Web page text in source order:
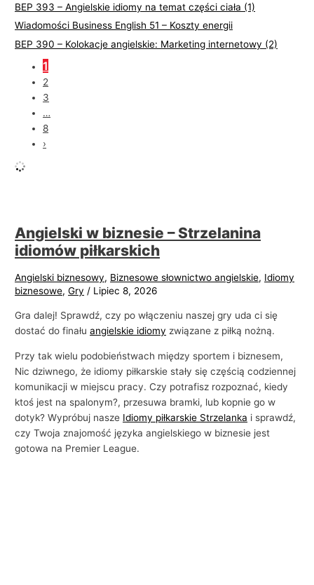
BEP 393 – Angielskie idiomy na temat części ciała (1)
Wiadomości Business English 51 – Koszty energii
BEP 390 – Kolokacje angielskie: Marketing internetowy (2)
1
2
3
…
8
›
Angielski w biznesie – Strzelanina
idiomów piłkarskich
Angielski biznesowy, Biznesowe słownictwo angielskie, Idiomy
biznesowe,Gry / Lipiec 8, 2026
Gra dalej! Sprawdź, czy po włączeniu naszej gry uda ci się
dostać do finałuangielskie idiomy związane z piłką nożną.
Przy tak wielu podobieństwach między sportem i biznesem,
Nic dziwnego, że idiomy piłkarskie stały się częścią codziennej
komunikacji w miejscu pracy. Czy potrafisz rozpoznać, kiedy
ktoś jest na spalonym?, przesuwa bramki, lub kopnie go w
dotyk? Wypróbuj nasze Idiomy piłkarskie Strzelanka i sprawdź,
czy Twoja znajomość języka angielskiego w biznesie jest
gotowa na Premier League.